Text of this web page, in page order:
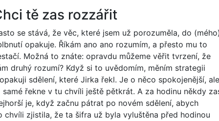
tě zas rozzářit
se stává, že věc, které jsem už porozuměla, do
opakuje. Říkám ano ano rozumím, a přesto mu to
Možná to znáte: opravdu můžeme věřit tvrzení, že
druhý rozumí? Když si to uvědomím, měním strategii
sdělení, které Jirka řekl. Je o něco spokojenější, ale
samé řekne v tu chvíli ještě pětkrát. A za hodinu někdy
je, když začnu pátrat po novém sdělení, abych
chvíli zjistila, že ta šifra už byla vyluštěna před hodinou